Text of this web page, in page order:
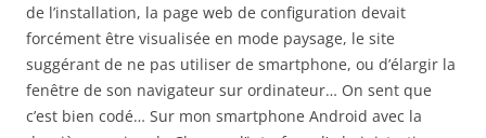
de l’installation, la page web de configuration devait
forcément être visualisée en mode paysage, le site
suggérant de ne pas utiliser de smartphone, ou d’élargir la
fenêtre de son navigateur sur ordinateur… On sent que
c’est bien codé… Sur mon smartphone Android avec la